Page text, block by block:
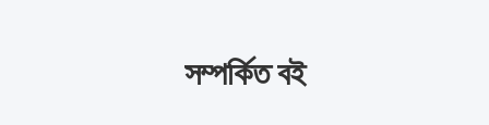
সম্পর্কিত বই